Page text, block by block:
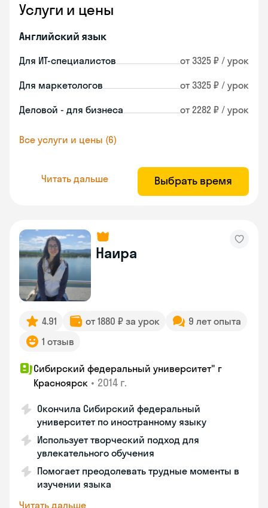
Услуги и цены
Английский язык
Для ИТ-специалистов от 3325 ₽ / урок
Для маркетологов от 3325 ₽ / урок
Деловой - для бизнеса от 2282 ₽ / урок
Все услуги и цены (6)
Читать дальше Выбрать время
Наира
4.91 от 1880 ₽ за урок
9 лет опыта
1 отзыв
Сибирский федеральный университет" г
Красноярск • 2014 г.
Окончила Сибирский федеральный
университет по иностранному языку
Использует творческий подход для
увлекательного обучения
Помогает преодолевать трудные моменты в
изучении языка
Читать дальше